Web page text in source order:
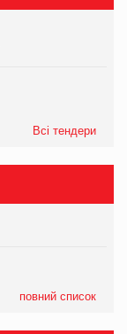
Всі тендери
повний список